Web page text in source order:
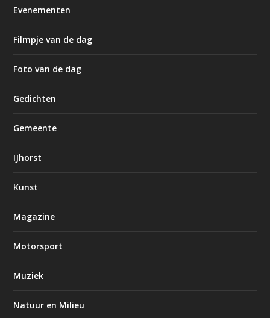
Evenementen
Filmpje van de dag
Foto van de dag
Gedichten
Gemeente
IJhorst
Kunst
Magazine
Motorsport
Muziek
Natuur en Milieu